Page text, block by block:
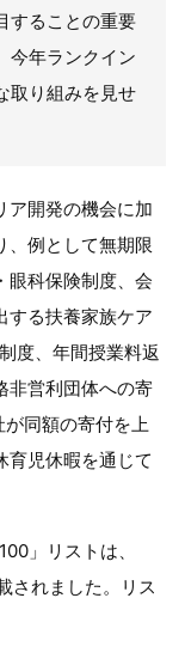
することの重要
今年ランクイン
取り組みを見せ
ア開発の機会に加
、例として無期限
眼科保険制度、会
する扶養家族ケア
度、年間授業料返
非営利団体への寄
同額の寄付を上
育児休暇を通じて
」リストは、
されました。リス